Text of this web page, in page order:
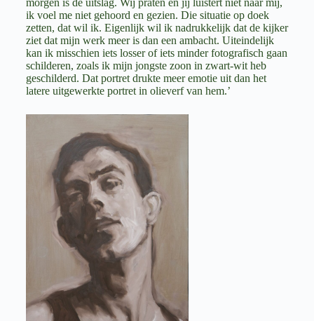
morgen is de uitslag. Wij praten en jij luistert niet naar mij,
ik voel me niet gehoord en gezien. Die situatie op doek
zetten, dat wil ik. Eigenlijk wil ik nadrukkelijk dat de kijker
ziet dat mijn werk meer is dan een ambacht. Uiteindelijk
kan ik misschien iets losser of iets minder fotografisch gaan
schilderen, zoals ik mijn jongste zoon in zwart-wit heb
geschilderd. Dat portret drukte meer emotie uit dan het
latere uitgewerkte portret in olieverf van hem.’